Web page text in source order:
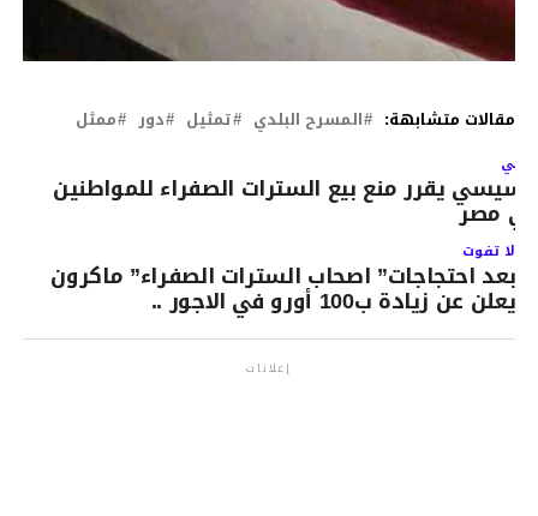
مقالات متشابهة: المسرح البلدي تمثيل دور ممثل
يقرر منع بيع السترات الصفراء للمواطنين
مصر
لا تفوت
بعد احتجاجات” اصحاب السترات الصفراء” ماكرون
يعلن عن زيادة ب100 أورو في الاجور ..
إعلانات